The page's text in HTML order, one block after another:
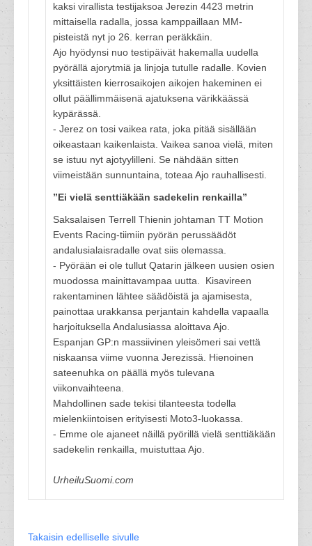
kaksi virallista testijaksoa Jerezin 4423 metrin
mittaisella radalla, jossa kamppaillaan MM-
pisteistä nyt jo 26. kerran peräkkäin.
Ajo hyödynsi nuo testipäivät hakemalla uudella
pyörällä ajorytmiä ja linjoja tutulle radalle. Kovien
yksittäisten kierrosaikojen aikojen hakeminen ei
ollut päällimmäisenä ajatuksena värikkäässä
kypärässä.
- Jerez on tosi vaikea rata, joka pitää sisällään
oikeastaan kaikenlaista. Vaikea sanoa vielä, miten
se istuu nyt ajotyylilleni. Se nähdään sitten
viimeistään sunnuntaina, toteaa Ajo rauhallisesti.
”Ei vielä senttiäkään sadekelin renkailla”
Saksalaisen Terrell Thienin johtaman TT Motion
Events Racing-tiimiin pyörän perussäädöt
andalusialaisradalle ovat siis olemassa.
- Pyörään ei ole tullut Qatarin jälkeen uusien osien
muodossa mainittavampaa uutta. Kisavireen
rakentaminen lähtee säädöistä ja ajamisesta,
painottaa urakkansa perjantain kahdella vapaalla
harjoituksella Andalusiassa aloittava Ajo.
Espanjan GP:n massiivinen yleisömeri sai vettä
niskaansa viime vuonna Jerezissä. Hienoinen
sateenuhka on päällä myös tulevana
viikonvaihteena.
Mahdollinen sade tekisi tilanteesta todella
mielenkiintoisen erityisesti Moto3-luokassa.
- Emme ole ajaneet näillä pyörillä vielä senttiäkään
sadekelin renkailla, muistuttaa Ajo.
UrheiluSuomi.com
Takaisin edelliselle sivulle